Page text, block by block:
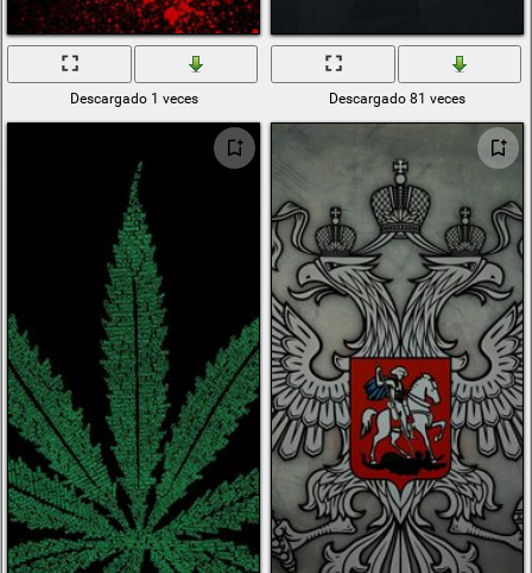
Descargado 1 veces Descargado 81 veces